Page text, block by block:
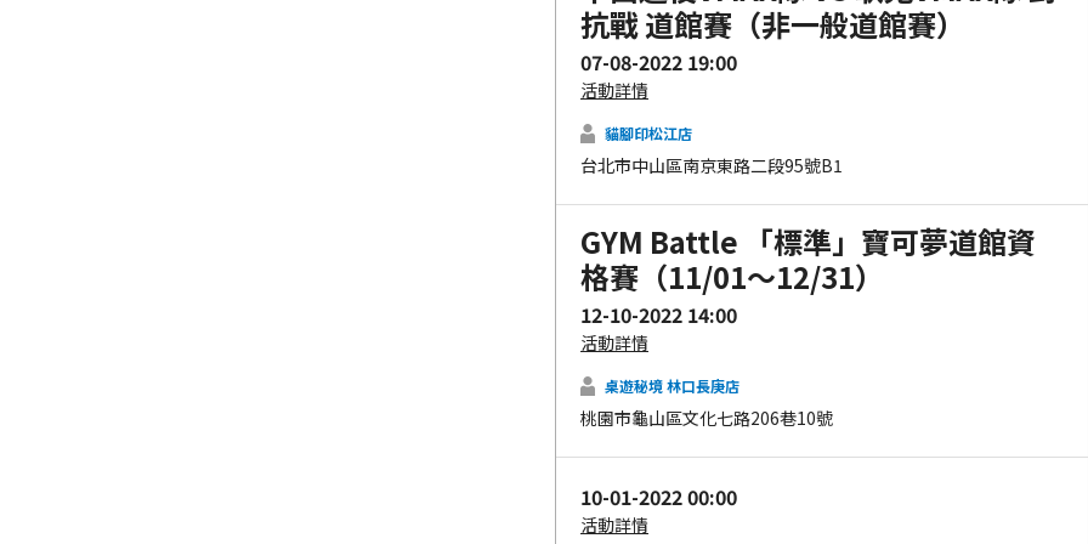
抗戰 道館賽（非一般道館賽）
07-08-2022 19:00
活動詳情
貓腳印松江店
台北市中山區南京東路二段95號B1
GYM Battle 「標準」寶可夢道館資
格賽（11/01～12/31）
12-10-2022 14:00
活動詳情
桌遊秘境 林口長庚店
桃園市龜山區文化七路206巷10號
10-01-2022 00:00
活動詳情